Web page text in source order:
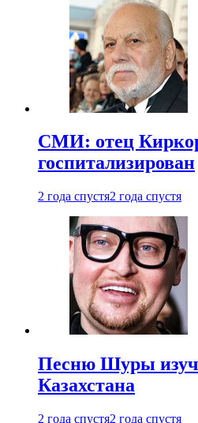
СМИ: отец
госпитализирован
2 года спустя2 года спустя
Песню Шуры
Казахстана
2 года спустя2 года спустя